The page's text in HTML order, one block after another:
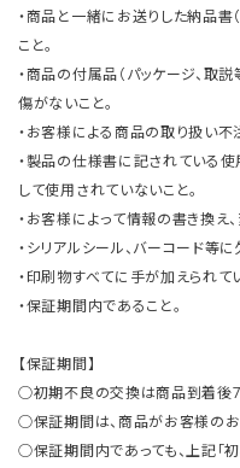
・商品と一緒にお送りした納品書
こと。
・商品の付属品（パッケージ、取
傷がないこと。
・お客様による商品の取り扱い不
・製品の仕様書に記されている
して使用されていないこと。
・お客様によって情報の書き換え
・シリアルシール、バーコード等
・印刷物すべてに手が加えられて
・保証期間内であること。
【保証期間】
○初期不良の交換は商品到着後7
○保証期間は、商品がお客様のお
○保証期間内であっても、上記「